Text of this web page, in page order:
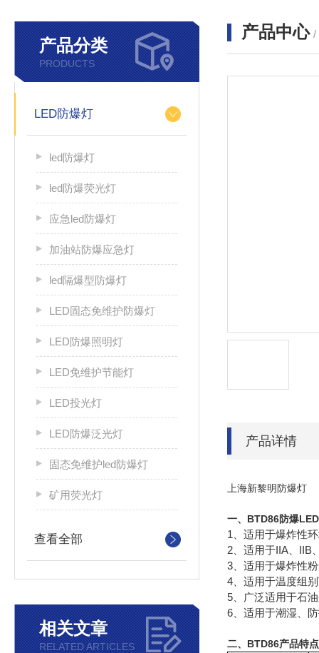
产品分类
PRODUCTS
LED防爆灯
led防爆灯
led防爆荧光灯
应急led防爆灯
加油站防爆应急灯
led隔爆型防爆灯
LED固态免维护防爆灯
LED防爆照明灯
LED免维护节能灯
LED投光灯
LED防爆泛光灯
固态免维护led防爆灯
矿用荧光灯
查看全部
相关文章
RELATED ARTICLES
产品中心 /
产品详情
上海新黎明防爆灯
一、 BTD86防爆
1、适用于爆炸性
2、适用于IIA、IIB
3、适用于爆炸性
4、适用于温度组
5、广泛适用于石
6、适用于潮湿、
二、BTD86产品特点